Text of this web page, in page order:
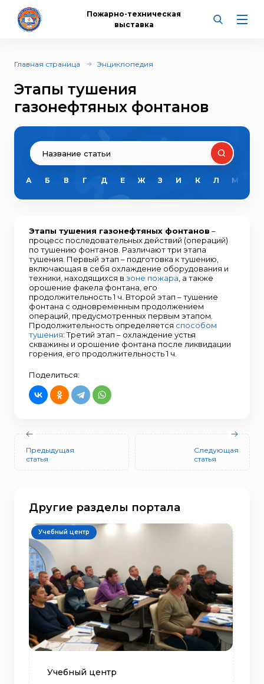
Пожарно-техническая
выставка
Главная страница Энциклопедия
Этапы тушения
газонефтяных фонтанов
А Б В Г Д Е Ж З И К Л М
Этапы тушения газонефтяных фонтанов –
процесс последовательных действий (операций)
по тушению фонтанов. Различают три этапа
тушения. Первый этап – подготовка к тушению,
включающая в себя охлаждение оборудования и
техники, находящихся в зоне пожара , а также
орошение факела фонтана, его
продолжительность 1 ч. Второй этап – тушение
фонтана с одновременным продолжением
операций, предусмотренных первым этапом.
Продолжительность определяется способом
тушения: Третий этап – охлаждение устья
скважины и орошение фонтана после ликвидации
горения, его продолжительность 1 ч.
Поделиться:
Предыдущая
статья
Следующая
статья
Другие разделы портала
Учебный центр
Учебный центр